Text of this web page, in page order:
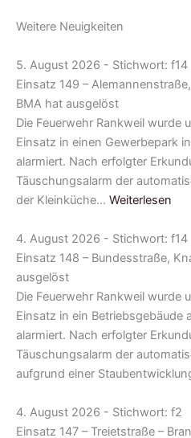
Weitere Neuigkeiten
5. August 2026 - Stichwort: f14
Einsatz 149 –
BMA hat ausgelöst
Die Feuerwehr Rankweil wurde
Einsatz in einen Gewerbepark
alarmiert. Nach erfolgter
Täuschungsalarm der
der Kleinküche… Weiterlesen
4. August 2026 - Stichwort: f14
Einsatz 148 – Bundesstraße,
ausgelöst
Die Feuerwehr Rankweil wurde
Einsatz in ein Betriebsgebäude
alarmiert. Nach erfolgter
Täuschungsalarm der
aufgrund einer
4. August 2026 - Stichwort: f2
Einsatz 147 – Treietstraße –